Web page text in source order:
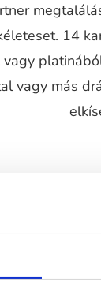
14
vagy más